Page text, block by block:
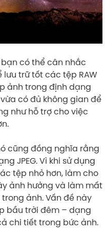
có thể cân nhắc
trữ tốt các tệp RAW
ảnh trong định dạng
có đủ không gian để
như hỗ trợ cho việc
cũng đồng nghĩa rằng
JPEG. Vì khi sử dụng
tệp nhỏ hơn, làm cho
ảnh hưởng và làm mất
ảnh. Vấn đề này
bầu trời đêm – dạng
chi tiết trong bức ảnh.